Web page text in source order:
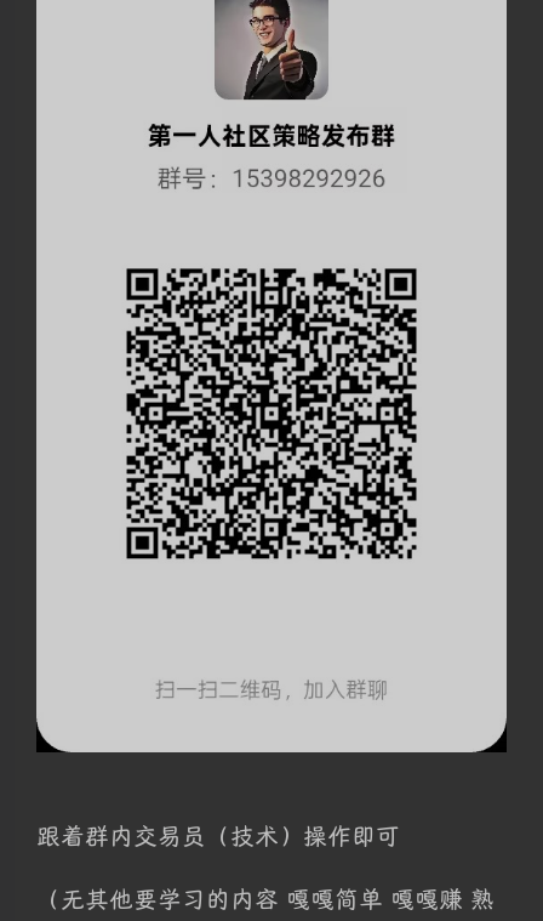
跟着群内交易员（技术）操作即可
（无其他要学习的内容 嘎嘎简单 嘎嘎赚 熟